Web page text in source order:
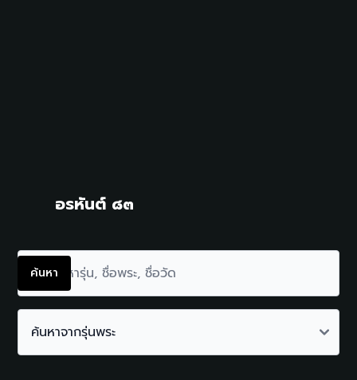
อรหันต์ ๘๓
ค้นหา